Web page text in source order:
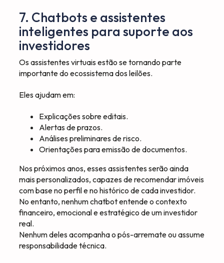
7. Chatbots e assistentes
inteligentes para suporte aos
investidores
Os assistentes virtuais estão se tornando parte
importante do ecossistema dos leilões.
Eles ajudam em:
Explicações sobre editais.
Alertas de prazos.
Análises preliminares de risco.
Orientações para emissão de documentos.
Nos próximos anos, esses assistentes serão ainda
mais personalizados, capazes de recomendar imóveis
com base no perfil e no histórico de cada investidor.
No entanto, nenhum chatbot entende o contexto
financeiro, emocional e estratégico de um investidor
real.
Nenhum deles acompanha o pós-arremate ou assume
responsabilidade técnica.